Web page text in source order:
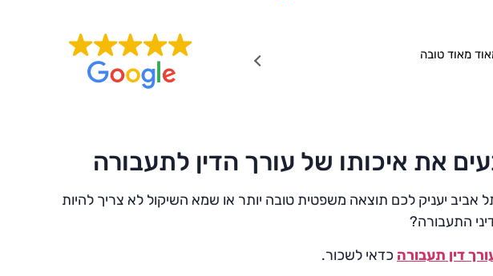
עו״ד תותחית, שירות מקצועי ולעניין, ממליץ בחום מאוד טובה
אביב יעניק לכם תוצאה משפטית טובה יותר או שמא השיקול לא צריך להיות
התעבורה?
דין תעבורה כדאי לשכור.